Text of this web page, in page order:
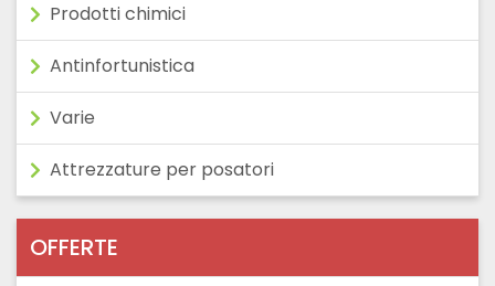
Prodotti chimici
Antinfortunistica
Varie
Attrezzature per posatori
OFFERTE